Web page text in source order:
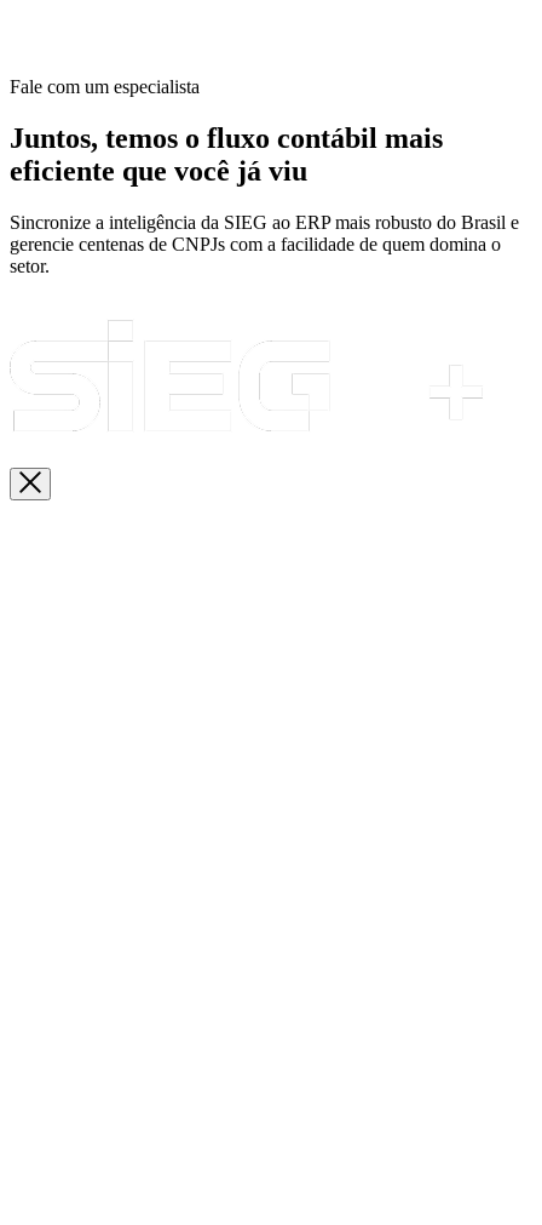
Fale com um especialista
Juntos, temos o fluxo contábil mais
eficiente que você já viu
Sincronize a inteligência da SIEG ao ERP mais robusto do Brasil e
gerencie centenas de CNPJs com a facilidade de quem domina o
setor.